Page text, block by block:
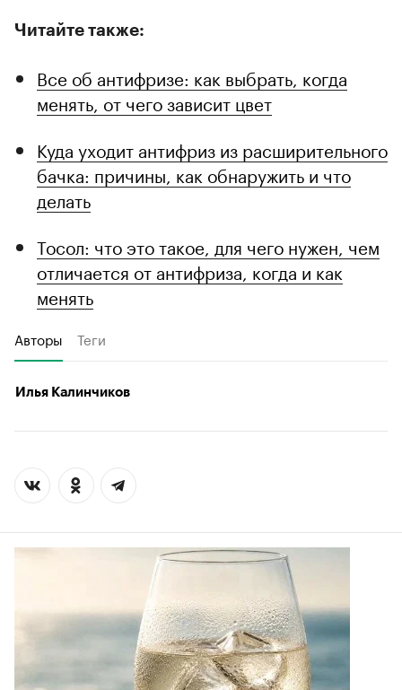
Читайте также:
Все об антифризе: как выбрать, когда
менять, от чего зависит цвет
Куда уходит антифриз из расширительного
бачка: причины, как обнаружить и что
делать
Тосол: что это такое, для чего нужен, чем
отличается от антифриза, когда и как
менять
Авторы Теги
Илья Калинчиков